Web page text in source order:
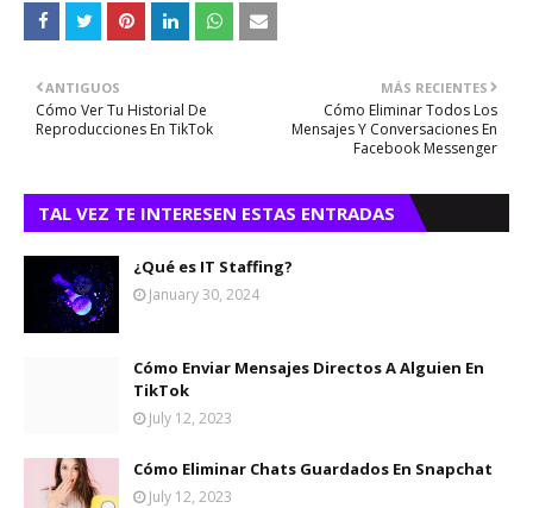
MÁS RECIENTES
Cómo Eliminar Todos Los
Mensajes Y Conversaciones En
Facebook Messenger
ANTIGUOS
Cómo Ver Tu Historial De
Reproducciones En TikTok
TAL VEZ TE INTERESEN ESTAS ENTRADAS
¿Qué es IT Staffing?
January 30, 2024
Cómo Enviar Mensajes Directos A Alguien En
TikTok
July 12, 2023
Cómo Eliminar Chats Guardados En Snapchat
July 12, 2023